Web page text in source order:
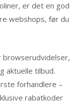
er det en god
webshops, før du
browserudvidelser,
aktuelle tilbud.
forhandlere –
rabatkoder